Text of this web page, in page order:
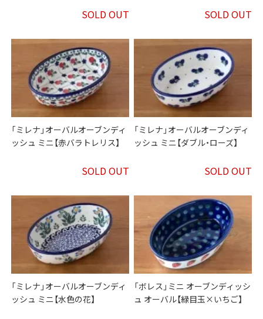
SOLD OUT SOLD OUT
「ミレナ」オーバルオーブンディ
ッシュ ミニ【赤バラトレリス】
SOLD OUT
「ミレナ」オーバルオーブンディ
ッシュ ミニ【ダブル・ローズ】
SOLD OUT
「ミレナ」オーバルオーブンディ
ッシュ ミニ【水色の花】
「ボレス」ミニ オーブンディッシ
ュ オーバル【緑目玉×いちご】